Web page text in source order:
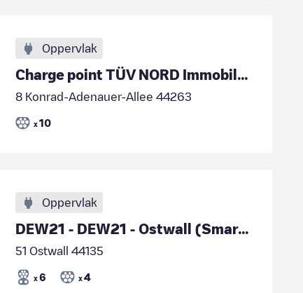
Oppervlak
Charge point TÜV NORD Immobilien GmbH & Co. KG
8 Konrad-Adenauer-Allee 44263
x 10
Oppervlak
DEW21 - DEW21 - Ostwall (Smart Charging Hub)
51 Ostwall 44135
x 6 x 4